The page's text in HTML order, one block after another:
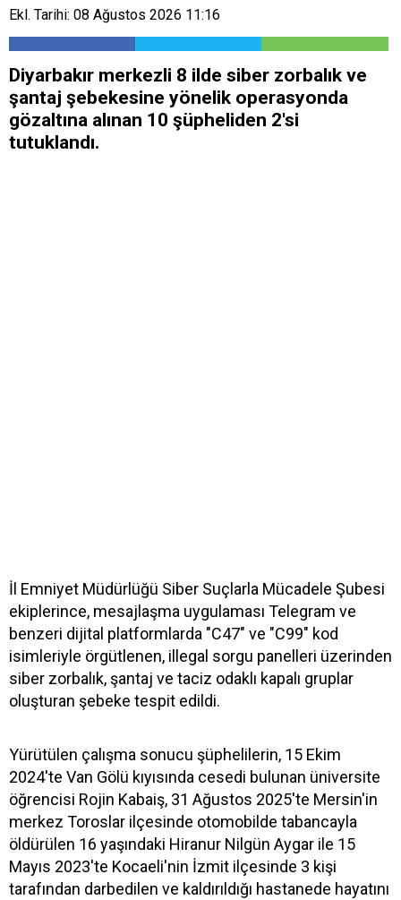
Ekl. Tarihi: 08 Ağustos 2026 11:16
Diyarbakır merkezli 8 ilde siber zorbalık ve
şantaj şebekesine yönelik operasyonda
gözaltına alınan 10 şüpheliden 2'si
tutuklandı.
İl Emniyet Müdürlüğü Siber Suçlarla Mücadele Şubesi
ekiplerince, mesajlaşma uygulaması Telegram ve
benzeri dijital platformlarda "C47" ve "C99" kod
isimleriyle örgütlenen, illegal sorgu panelleri üzerinden
siber zorbalık, şantaj ve taciz odaklı kapalı gruplar
oluşturan şebeke tespit edildi.
Yürütülen çalışma sonucu şüphelilerin, 15 Ekim
2024'te Van Gölü kıyısında cesedi bulunan üniversite
öğrencisi Rojin Kabaiş, 31 Ağustos 2025'te Mersin'in
merkez Toroslar ilçesinde otomobilde tabancayla
öldürülen 16 yaşındaki Hiranur Nilgün Aygar ile 15
Mayıs 2023'te Kocaeli'nin İzmit ilçesinde 3 kişi
tarafından darbedilen ve kaldırıldığı hastanede hayatını